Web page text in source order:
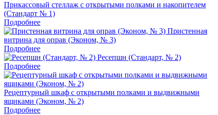
Прикассовый стеллаж с открытыми полками и накопителем
(Стандарт № 1)
Подробнее
Пристенная
витрина для оправ (Эконом, № 3)
Подробнее
Ресепшн (Стандарт, № 2)
Подробнее
Рецептурный шкаф с открытыми полками и выдвижными
ящиками (Эконом, № 2)
Подробнее